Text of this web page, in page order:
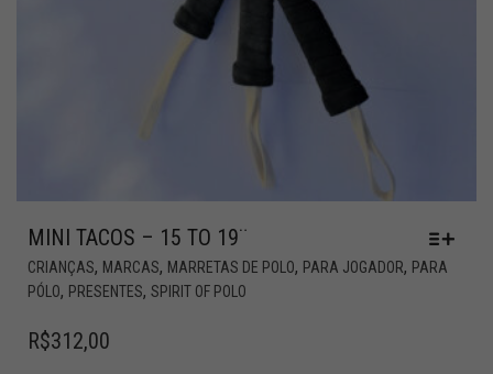
MINI TACOS – 15 TO 19¨
CRIANÇAS, MARCAS, MARRETAS DE POLO, PARA JOGADOR, PARA
PÓLO, PRESENTES, SPIRIT OF POLO
R$312,00